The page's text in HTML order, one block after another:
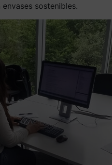
sostenibles.